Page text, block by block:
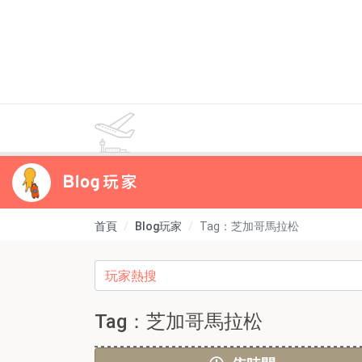
首頁 Blog玩家 Tag：芝加哥馬拉松
Tag：芝加哥馬拉松